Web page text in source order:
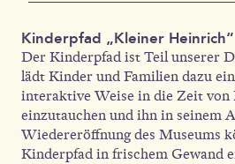
Kinderpfad „Kleiner Heinrich“
Der Kinderpfad ist Teil unserer
lädt Kinder und Familien dazu
interaktive Weise in die Zeit
einzutauchen und ihn in seinem
Wiedereröffnung des Museums
Kinderpfad in frischem Gewand